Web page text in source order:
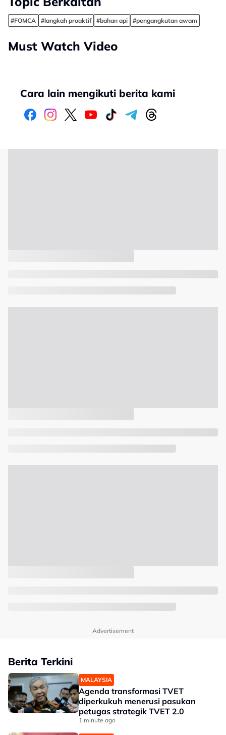
#FOMCA #langkah proaktif #bahan api #pengangkutan awam
Must Watch Video
Cara lain mengikuti berita kami
Advertisement
Berita Terkini
MALAYSIA
Agenda transformasi TVET
diperkukuh menerusi pasukan
petugas strategik TVET 2.0
1 minute ago